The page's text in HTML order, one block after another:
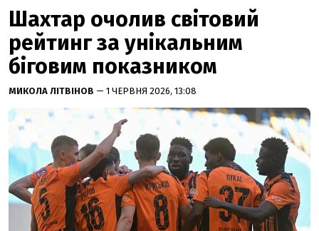
Шахтар очолив світовий
рейтинг за унікальним
біговим показником
МИКОЛА ЛІТВІНОВ — 1 ЧЕРВНЯ 2026, 13:08